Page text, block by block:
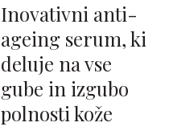
Inovativni anti-
ageing serum, ki
deluje na vse
gube in izgubo
polnosti kože